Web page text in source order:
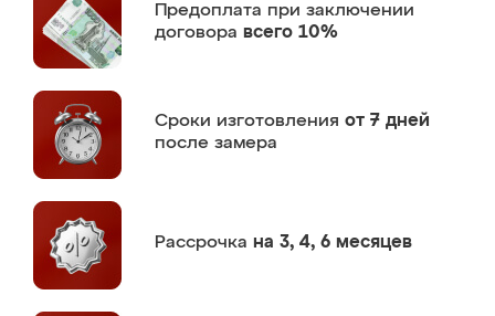
Предоплата при заключении
договора всего 10%
Сроки изготовления от 7 дней
после замера
Рассрочка на 3, 4, 6 месяцев